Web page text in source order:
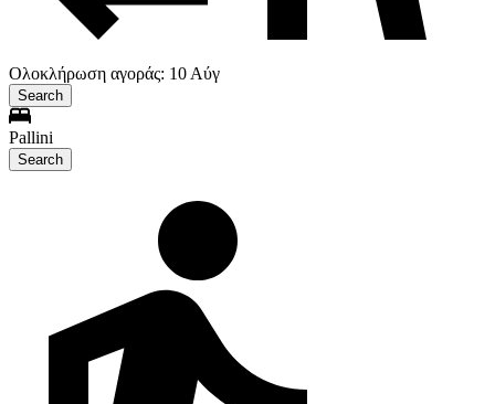
Ολοκλήρωση αγοράς: 10 Αύγ
Search
Pallini
Search